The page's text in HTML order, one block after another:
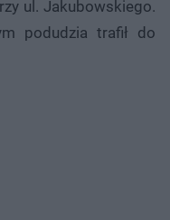
ul. Jakubowskiego.
podudzia trafił do